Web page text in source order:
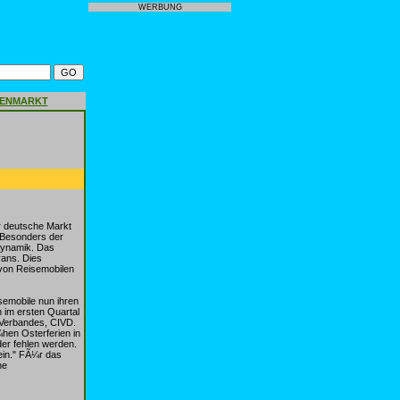
deutsche Markt
der
Das
Dies
Reisemobilen
nun ihren
im ersten Quartal
CIVD.
Osterferien in
fehlen werden.
FÃ¼r das
WERBUNG